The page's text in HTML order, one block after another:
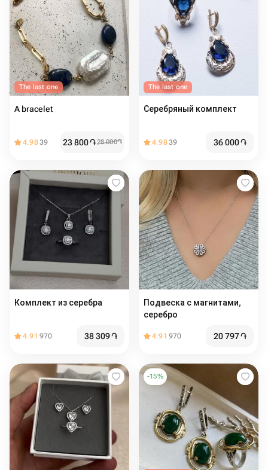
The last one
A bracelet
4.9839 23 800֏28 000֏
The last one
Серебряный комплект
4.9839 36 000֏
Комплект из серебра
4.91 970 38 309֏
Подвеска с магнитами,
серебро
4.91 970 20 797֏
-15%